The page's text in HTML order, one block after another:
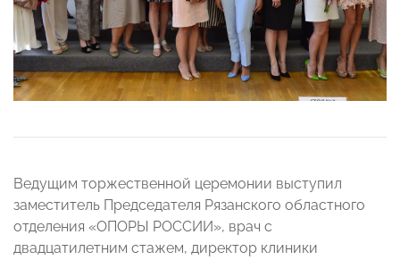
Ведущим торжественной церемонии выступил
заместитель Председателя Рязанского областного
отделения «ОПОРЫ РОССИИ», врач с
двадцатилетним стажем, директор клиники